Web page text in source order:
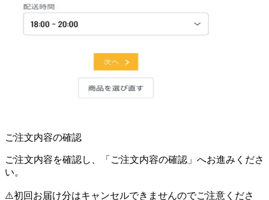
ご注文内容の確認
ご注文内容を確認し、「ご注文内容の確認」へお進みくださ
い。
⚠️初回お届け分はキャンセルできませんのでご注意くださ